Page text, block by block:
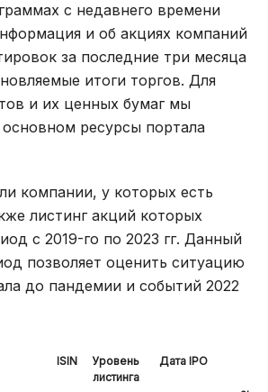
с недавнего времени
и об акциях компаний
за последние три месяца
итоги торгов. Для
и их ценных бумаг мы
ресурсы портала
компании, у которых есть
листинг акций которых
с 2019-го по 2023 гг. Данный
позволяет оценить ситуацию
до пандемии и событий 2022
ISIN
Уровень
листинга
Дата IPO